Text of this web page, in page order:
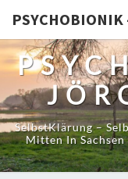
PSYCHOBIONIK
SelbstKlärung –
Mitten In